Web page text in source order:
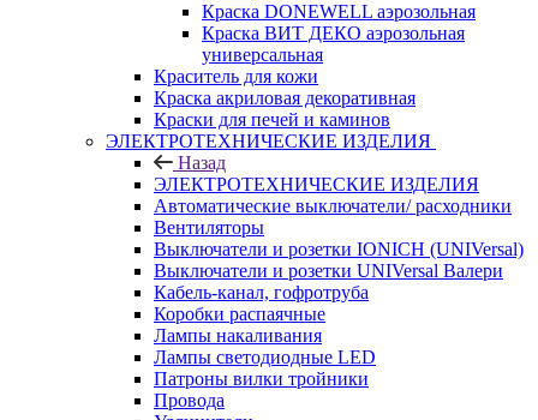
Краска DONEWELL аэрозольная
Краска ВИТ ДЕКО аэрозольная
универсальная
Краситель для кожи
Краска акриловая декоративная
Краски для печей и каминов
ЭЛЕКТРОТЕХНИЧЕСКИЕ ИЗДЕЛИЯ
Назад
ЭЛЕКТРОТЕХНИЧЕСКИЕ ИЗДЕЛИЯ
Автоматические выключатели/ расходники
Вентиляторы
Выключатели и розетки IONICH (UNIVersal)
Выключатели и розетки UNIVersal Валери
Кабель-канал, гофротруба
Коробки распаячные
Лампы накаливания
Лампы светодиодные LED
Патроны вилки тройники
Провода